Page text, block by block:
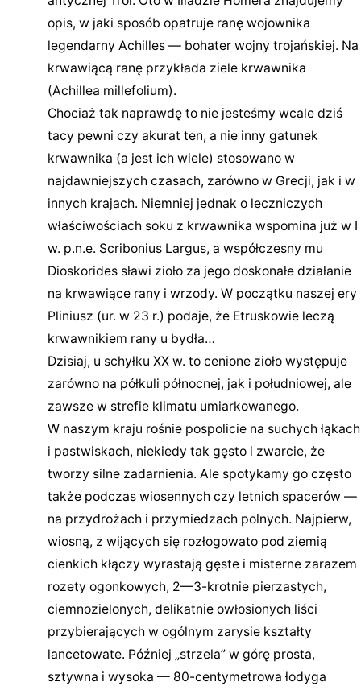
opis, w jaki sposób opatruje ranę wojownika
legendarny Achilles — bohater wojny trojańskiej. Na
krwawiącą ranę przykłada ziele krwawnika
(Achillea millefolium).
Chociaż tak naprawdę to nie jesteśmy wcale dziś
tacy pewni czy akurat ten, a nie inny gatunek
krwawnika (a jest ich wiele) stosowano w
najdawniejszych czasach, zarówno w Grecji, jak i w
innych krajach. Niemniej jednak o leczniczych
właściwościach soku z krwawnika wspomina już w I
w. p.n.e. Scribonius Largus, a współczesny mu
Dioskorides sławi zioło za jego doskonałe działanie
na krwawiące rany i wrzody. W początku naszej ery
Pliniusz (ur. w 23 r.) podaje, że Etruskowie leczą
krwawnikiem rany u bydła…
Dzisiaj, u schyłku XX w. to cenione zioło występuje
zarówno na półkuli północnej, jak i południowej, ale
zawsze w strefie klimatu umiarkowanego.
W naszym kraju rośnie pospolicie na suchych łąkach
i pastwiskach, niekiedy tak gęsto i zwarcie, że
tworzy silne zadarnienia. Ale spotykamy go często
także podczas wiosennych czy letnich spacerów —
na przydrożach i przymiedzach polnych. Najpierw,
wiosną, z wijących się rozłogowato pod ziemią
cienkich kłączy wyrastają gęste i misterne zarazem
rozety ogonkowych, 2—3-krotnie pierzastych,
ciemnozielonych, delikatnie owłosionych liści
przybierających w ogólnym zarysie kształty
lancetowate. Później „strzela” w górę prosta,
sztywna i wysoka — 80-centymetrowa łodyga